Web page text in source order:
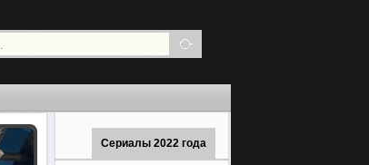
Сериалы 2022 года